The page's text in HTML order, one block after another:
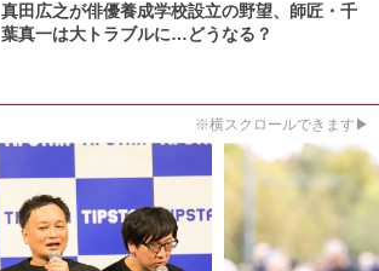
真田広之が俳優養成学校設立の野望、師匠・千
葉真一は大トラブルに…どうなる？
※横スクロールできます▶